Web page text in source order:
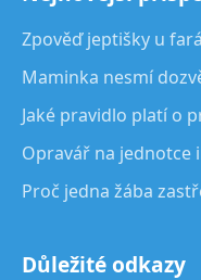
Zpověď jeptišky u
Maminka nesmí
Jaké pravidlo platí o
Opravář na jednotce
Proč jedna žába
Důležité odkazy